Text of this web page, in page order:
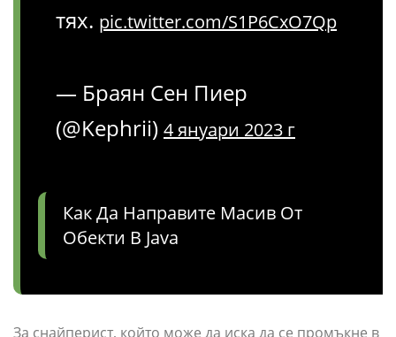
тях. pic.twitter.com/S1P6CxO7Qp
— Браян Сен Пиер
(@Kephrii) 4 януари 2023 г
Как Да Направите Масив От
Обекти В Java
За снайперист, който може да иска да се промъкне в